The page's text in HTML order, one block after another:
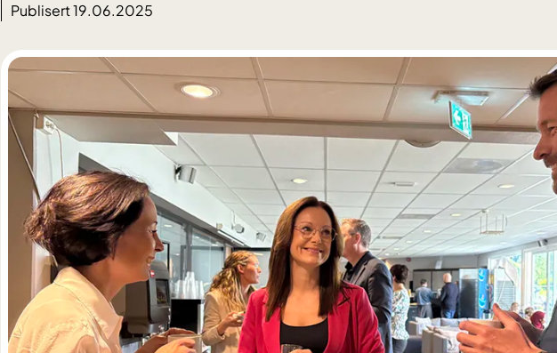
Publisert 19.06.2025